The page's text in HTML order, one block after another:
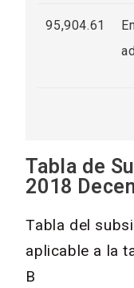
95,904.61
Tabla de
2018
Tabla del
aplicable a la
B